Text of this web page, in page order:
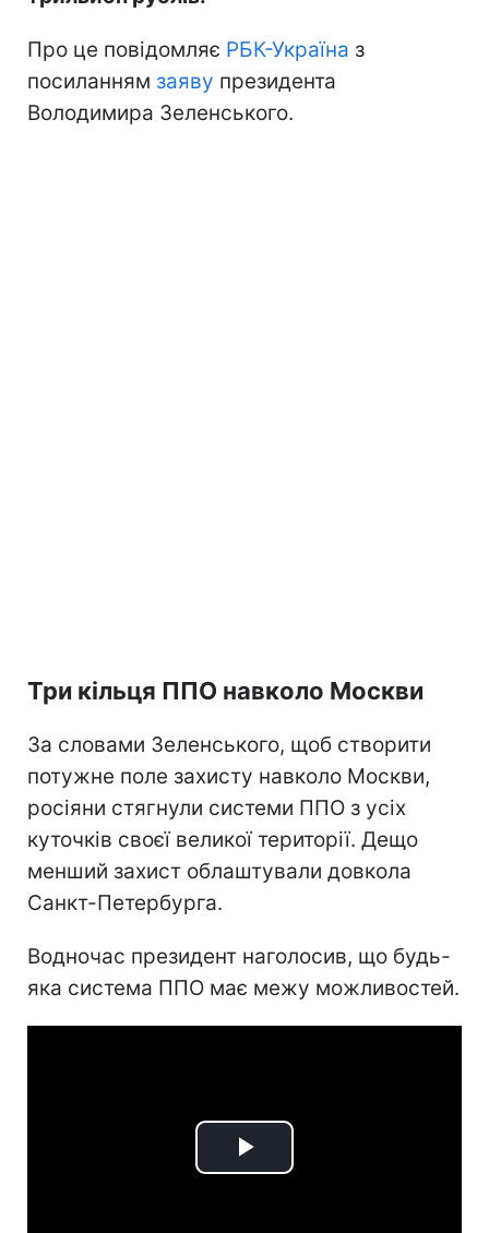
Про це повідомляє РБК-Україна з
посиланням заяву президента
Володимира Зеленського.
Три кільця ППО навколо Москви
За словами Зеленського, щоб створити
потужне поле захисту навколо Москви,
росіяни стягнули системи ППО з усіх
куточків своєї великої території. Дещо
менший захист облаштували довкола
Санкт-Петербурга.
Водночас президент наголосив, що будь-
яка система ППО має межу можливостей.
Play